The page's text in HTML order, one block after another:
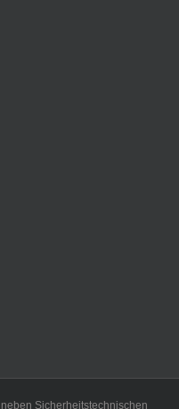
neben Sicherheitstechnischen